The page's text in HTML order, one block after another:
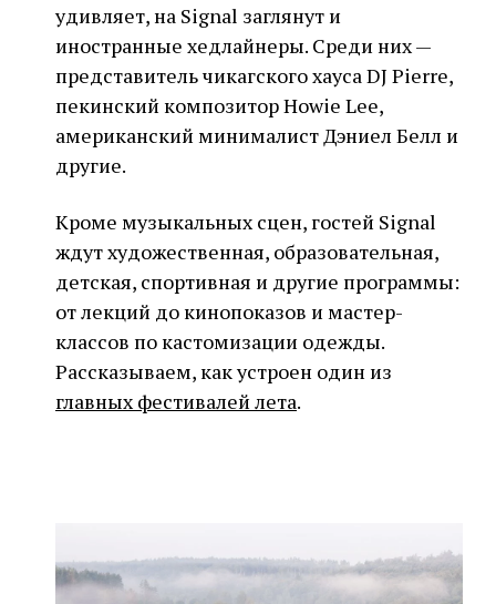
удивляет, на Signal заглянут и
иностранные хедлайнеры. Среди них —
представитель чикагского хауса DJ Pierre,
пекинский композитор Howie Lee,
американский минималист Дэниел Белл и
другие.
Кроме музыкальных сцен, гостей Signal
ждут художественная, образовательная,
детская, спортивная и другие программы:
от лекций до кинопоказов и мастер-
классов по кастомизации одежды.
Рассказываем, как устроен один из
главных фестивалей лета.